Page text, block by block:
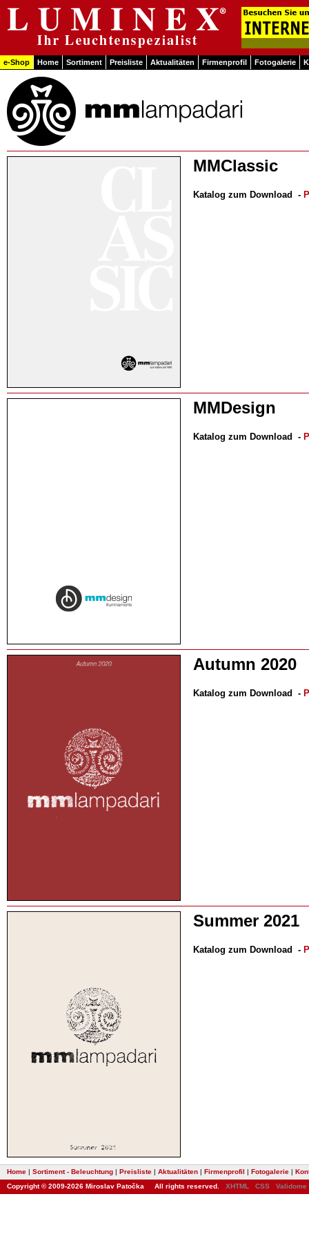
e-Shop Home Sortiment Preisliste Aktualitäten Firmenprofil Fotogalerie
MMClassic
Katalog zum Download -
MMDesign
Katalog zum Download -
Autumn 2020
Katalog zum Download -
Summer 2021
Katalog zum Download -
Home | Sortiment - Beleuchtung | Preisliste | Aktualitäten | Firmenprofil | Fotogalerie |
Copyright © 2009-2026 Miroslav Patočka All rights reserved. XHTML CSS Validome